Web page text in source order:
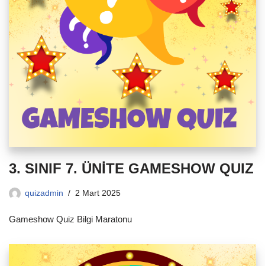
3. SINIF 7. ÜNİTE GAMESHOW QUIZ
quizadmin 2 Mart 2025
Gameshow Quiz Bilgi Maratonu